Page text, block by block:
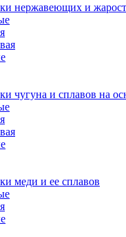
нержавеющих и
чугуна и сплавов на
меди и ее сплавов